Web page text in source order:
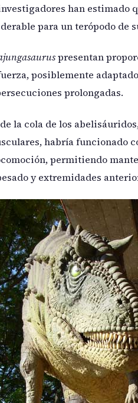
han estimado
para un terópodo de
presentan
posiblemente
prolongadas.
la cola de los
habría funcionado
permitiendo
y extremidades